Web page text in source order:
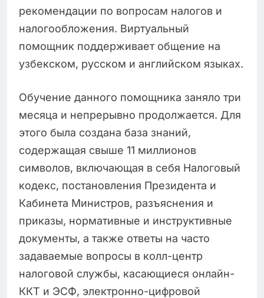
рекомендации по вопросам налогов и
налогообложения. Виртуальный
помощник поддерживает общение на
узбекском, русском и английском языках.
Обучение данного помощника заняло три
месяца и непрерывно продолжается. Для
этого была создана база знаний,
содержащая свыше 11 миллионов
символов, включающая в себя Налоговый
кодекс, постановления Президента и
Кабинета Министров, разъяснения и
приказы, нормативные и инструктивные
документы, а также ответы на часто
задаваемые вопросы в колл-центр
налоговой службы, касающиеся онлайн-
ККТ и ЭСФ, электронно-цифровой